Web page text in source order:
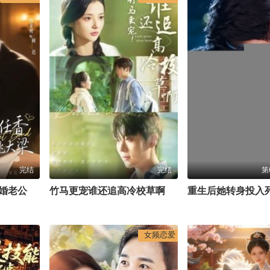
完结
前任哪有现任香，闪婚老公挑大梁
完结
竹马更宠谁还追高冷校草啊 重生后她转身投入
女频恋爱